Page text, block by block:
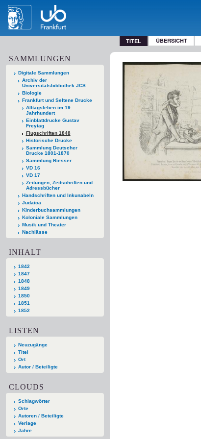
TITEL ÜBERSICHT
SAMMLUNGEN
Digitale Sammlungen
Archiv der
Universitätsbibliothek JCS
Biologie
Frankfurt und Seltene Drucke
Alltagsleben im 19.
Jahrhundert
Einblattdrucke Gustav
Freytag
Flugschriften 1848
Historische Drucke
Sammlung Deutscher
Drucke 1801-1870
Sammlung Riesser
VD 16
VD 17
Zeitungen, Zeitschriften und
Adressbücher
Handschriften und Inkunabeln
Judaica
Kinderbuchsammlungen
Koloniale Sammlungen
Musik und Theater
Nachlässe
INHALT
1842
1847
1848
1849
1850
1851
1852
LISTEN
Neuzugänge
Titel
Ort
Autor / Beteiligte
CLOUDS
Schlagwörter
Orte
Autoren / Beteiligte
Verlage
Jahre